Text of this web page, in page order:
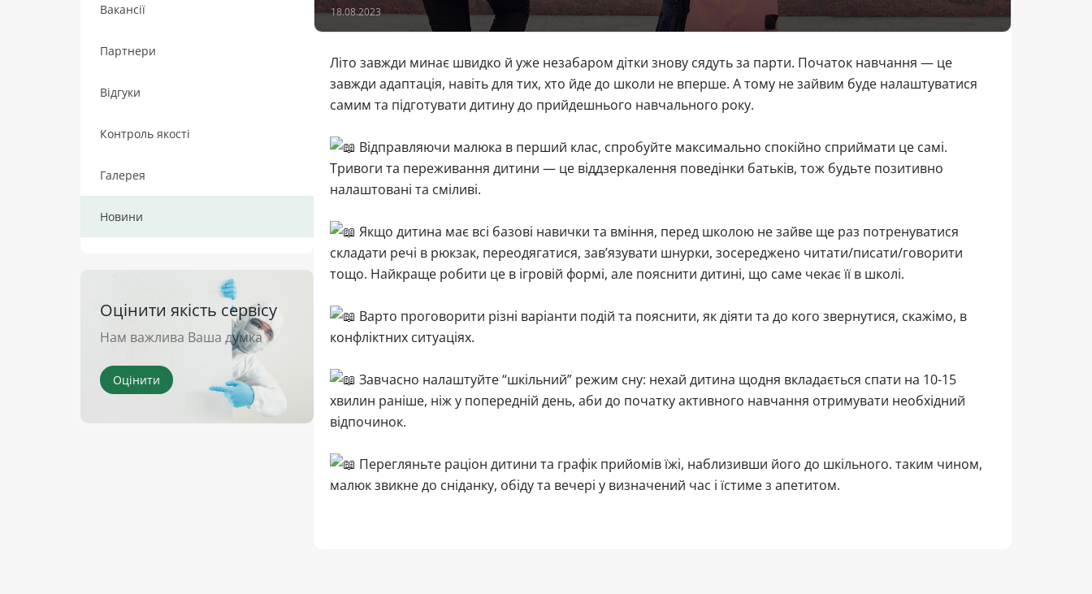
Вакансії
Партнери
Відгуки
Контроль якості
Галерея
Новини
Оцінити якість сервісу
Нам важлива Ваша думка
Оцінити
18.08.2023
Літо завжди минає швидко й уже незабаром дітки знову сядуть за парти. Початок навчання — це
завжди адаптація, навіть для тих, хто йде до школи не вперше. А тому не зайвим буде налаштуватися
самим та підготувати дитину до прийдешнього навчального року.
Відправляючи малюка в перший клас, спробуйте максимально спокійно сприймати це самі.
Тривоги та переживання дитини — це віддзеркалення поведінки батьків, тож будьте позитивно
налаштовані та сміливі.
Якщо дитина має всі базові навички та вміння, перед школою не зайве ще раз потренуватися
складати речі в рюкзак, переодягатися, зав’язувати шнурки, зосереджено читати/писати/говорити
тощо. Найкраще робити це в ігровій формі, але пояснити дитині, що саме чекає її в школі.
Варто проговорити різні варіанти подій та пояснити, як діяти та до кого звернутися, скажімо, в
конфліктних ситуаціях.
Завчасно налаштуйте “шкільний” режим сну: нехай дитина щодня вкладається спати на 10-15
хвилин раніше, ніж у попередній день, аби до початку активного навчання отримувати необхідний
відпочинок.
Перегляньте раціон дитини та графік прийомів їжі, наблизивши його до шкільного. таким чином,
малюк звикне до сніданку, обіду та вечері у визначений час і їстиме з апетитом.